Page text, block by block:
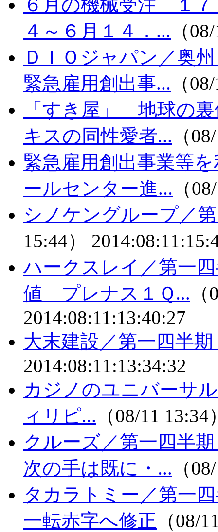
６月の機械受注 １
４～６月１４．... （
ＤＩＯジャパン／奥
緊急雇用創出事... （
「すき屋」 地球の
キスの同性愛者... （
緊急雇用創出事業等
ールセンター進... （
シノケングループ／
15:44）
ハークスレイ／第一
値 プレナス１Ｑ...
2014:08:11:13:40:27
大末建設／第一四半
2014:08:11:13:34:32
カジノのユニバーサ
ィリピ... （08/11
クルーズ／第一四
次の手は既に・... （
タカラトミー／第一
一転赤字へ修正 （08/